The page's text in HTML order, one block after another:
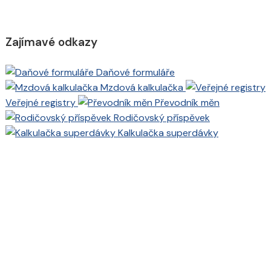
Zajímavé odkazy
Daňové formuláře
Mzdová kalkulačka
Veřejné registry
Převodník měn
Rodičovský příspěvek
Kalkulačka superdávky